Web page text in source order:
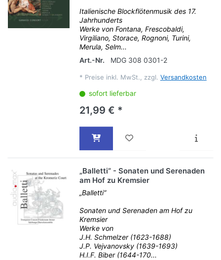
Italienische Blockflötenmusik des 17.
Jahrhunderts
Werke von Fontana, Frescobaldi,
Virgiliano, Storace, Rognoni, Turini,
Merula, Selm...
Art.-Nr.
MDG 308 0301-2
* Preise inkl. MwSt., zzgl. Versandkosten
sofort lieferbar
21,99 € *
„Balletti“ - Sonaten und Serenaden
am Hof zu Kremsier
„Balletti“
Sonaten und Serenaden am Hof zu
Kremsier
Werke von
J.H. Schmelzer (1623-1688)
J.P. Vejvanovsky (1639-1693)
H.I.F. Biber (1644-170...